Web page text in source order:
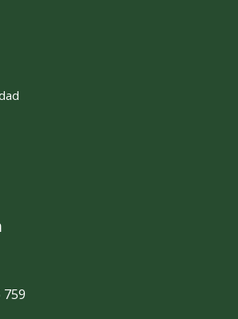
759